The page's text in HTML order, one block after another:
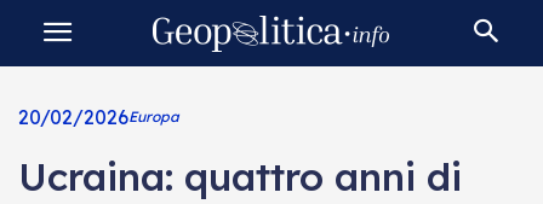
20/02/2026Europa
Ucraina: quattro anni di